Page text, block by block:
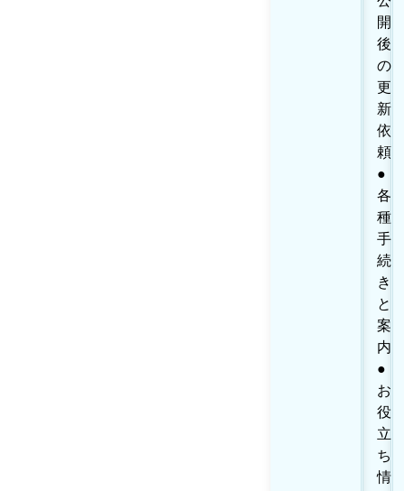
開
後
の
更
新
依
頼
●
各
種
手
続
き
と
案
内
●
お
役
立
ち
情